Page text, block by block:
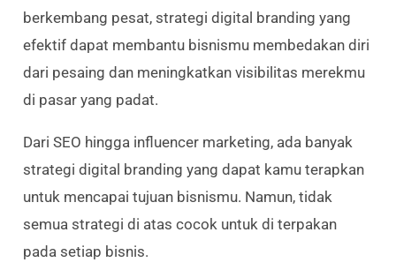
berkembang pesat, strategi digital branding yang
efektif dapat membantu bisnismu membedakan diri
dari pesaing dan meningkatkan visibilitas merekmu
di pasar yang padat.
Dari SEO hingga influencer marketing, ada banyak
strategi digital branding yang dapat kamu terapkan
untuk mencapai tujuan bisnismu. Namun, tidak
semua strategi di atas cocok untuk di terpakan
pada setiap bisnis.